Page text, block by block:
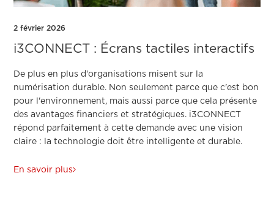
2 février 2026
i3CONNECT : Écrans tactiles interactifs
De plus en plus d'organisations misent sur la
numérisation durable. Non seulement parce que c'est bon
pour l'environnement, mais aussi parce que cela présente
des avantages financiers et stratégiques. i3CONNECT
répond parfaitement à cette demande avec une vision
claire : la technologie doit être intelligente et durable.
En savoir plus